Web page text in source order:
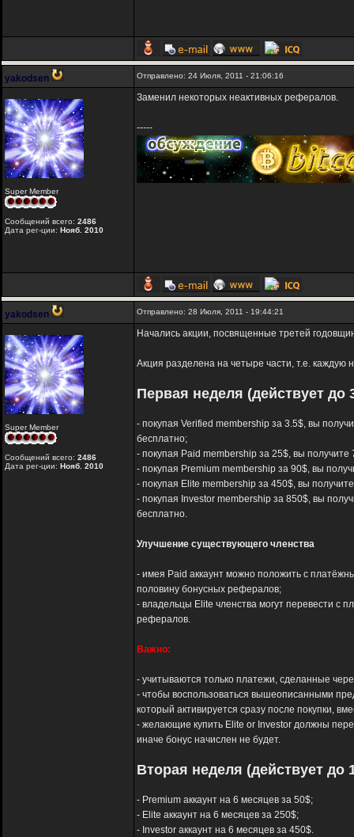
yakodsen Отправлено: 24 Июля, 2011 - 21:06:16
Super Member
Сообщений всего: 2486
Дата рег-ции: Нояб. 2010
Заменил некоторых неактивных рефералов.
-----
yakodsen Отправлено: 28 Июля, 2011 - 19:44:21
Super Member
Сообщений всего: 2486
Дата рег-ции: Нояб. 2010
Начались акции, посвященные третей
Акция разделена на четыре части, т.е.
Первая неделя (действует до
- покупая Verified membership за 3.5$, вы
бесплатно;
- покупая Paid membership за 25$, вы
- покупая Premium membership за 90$, вы
- покупая Elite membership за 450$, вы
- покупая Investor membership за 850$, вы
бесплатно.
Улучшение существующего членства
- имея Paid аккаунт можно положить с
половину бонусных рефералов;
- владельцы Elite членства могут перевести с
рефералов.
Важно:
- учитываются только платежи, сделанные
- чтобы воспользоваться вышеописанными
который активируется сразу после покупки,
- желающие купить Elite or Investor должны
иначе бонус начислен не будет.
Вторая неделя (действует до
- Premium аккаунт на 6 месяцев за 50$;
- Elite аккаунт на 6 месяцев за 250$;
- Investor аккаунт на 6 месяцев за 450$.